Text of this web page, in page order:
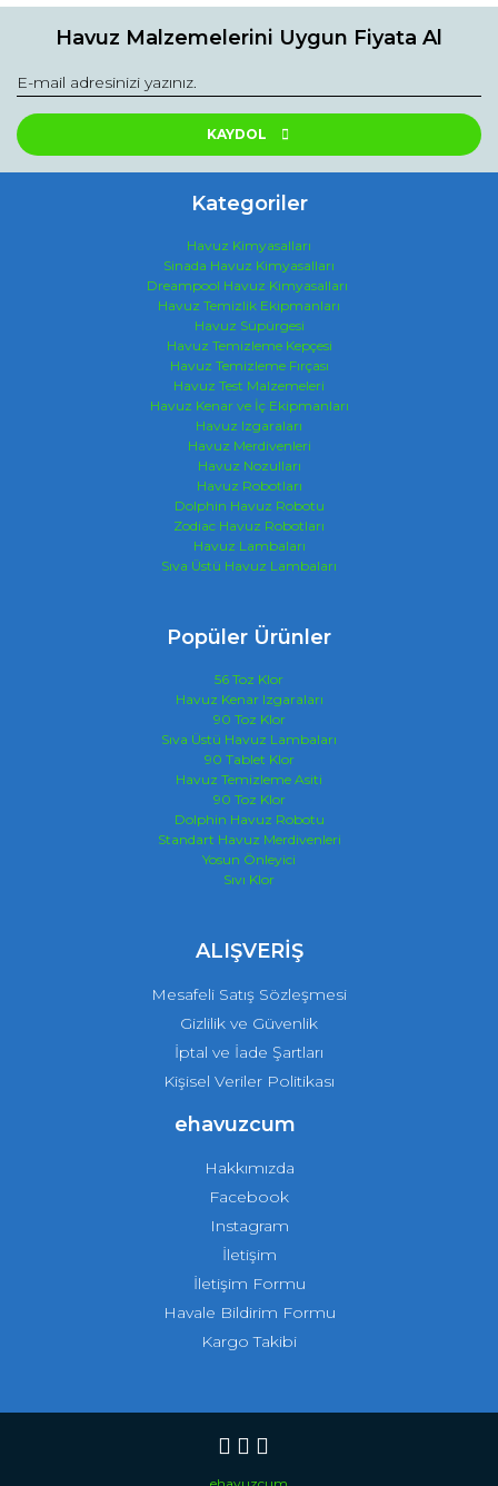
Havuz Malzemelerini Uygun Fiyata Al
KAYDOL
Kategoriler
Havuz Kimyasalları
Sinada Havuz Kimyasalları
Dreampool Havuz Kimyasalları
Havuz Temizlik Ekipmanları
Havuz Süpürgesi
Havuz Temizleme Kepçesi
Havuz Temizleme Fırçası
Havuz Test Malzemeleri
Havuz Kenar ve İç Ekipmanları
Havuz Izgaraları
Havuz Merdivenleri
Havuz Nozulları
Havuz Robotları
Dolphin Havuz Robotu
Zodiac Havuz Robotları
Havuz Lambaları
Sıva Üstü Havuz Lambaları
Popüler Ürünler
56 Toz Klor
Havuz Kenar Izgaraları
90 Toz Klor
Sıva Üstü Havuz Lambaları
90 Tablet Klor
Havuz Temizleme Asiti
90 Toz Klor
Dolphin Havuz Robotu
Standart Havuz Merdivenleri
Yosun Önleyici
Sıvı Klor
ALIŞVERİŞ
Mesafeli Satış Sözleşmesi
Gizlilik ve Güvenlik
İptal ve İade Şartları
Kişisel Veriler Politikası
ehavuzcum
Hakkımızda
Facebook
Instagram
İletişim
İletişim Formu
Havale Bildirim Formu
Kargo Takibi